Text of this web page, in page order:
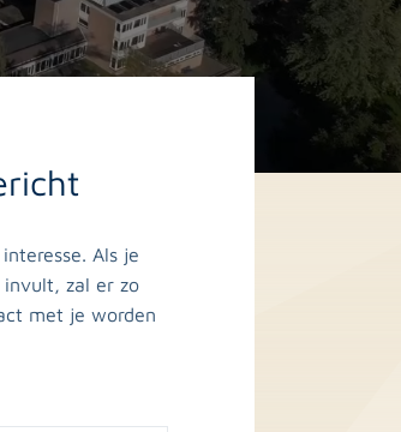
Als je
zal er zo
met je worden